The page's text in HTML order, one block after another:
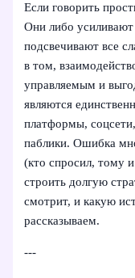
Если говорить
Они либо
подсвечивают все
в том,
управляемым и
являются
платформы,
паблики. Ошибка
(кто спросил, тому
строить долгую
смотрит, и какую
рассказываем.
---